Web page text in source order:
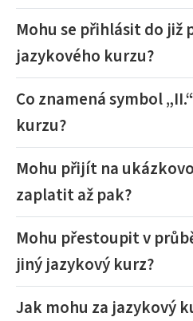
Mohu se přihlásit do
jazykového kurzu?
Co znamená symbol
kurzu?
Mohu přijít na
zaplatit až pak?
Mohu přestoupit v
jiný jazykový kurz?
Jak mohu za jazykový